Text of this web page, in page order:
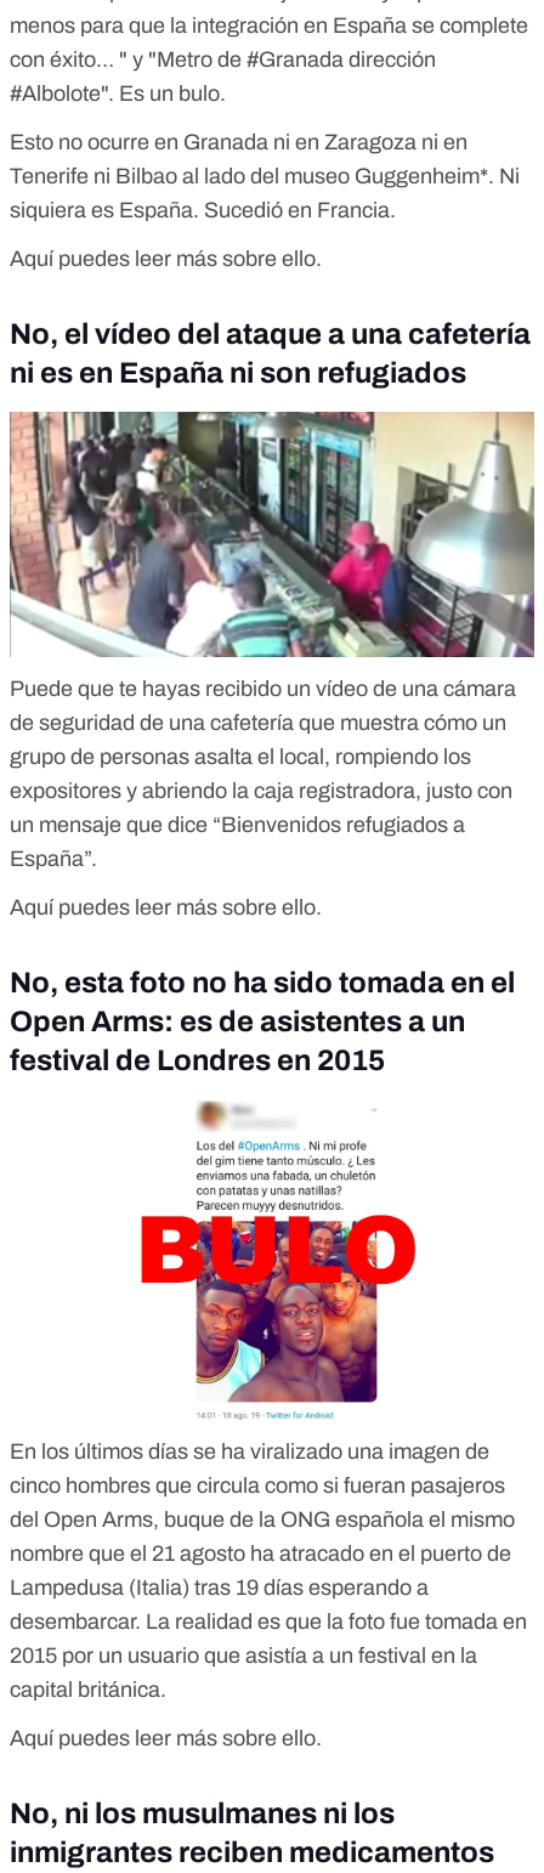
menos para que la integración en España se complete
con éxito… " y "Metro de #Granada dirección
#Albolote". Es un bulo.
Esto no ocurre en Granada ni en Zaragoza ni en
Tenerife ni Bilbao al lado del museo Guggenheim*. Ni
siquiera es España. Sucedió en Francia.
Aquí puedes leer más sobre ello.
No, el vídeo del ataque a una cafetería
ni es en España ni son refugiados
Puede que te hayas recibido un vídeo de una cámara
de seguridad de una cafetería que muestra cómo un
grupo de personas asalta el local, rompiendo los
expositores y abriendo la caja registradora, justo con
un mensaje que dice “Bienvenidos refugiados a
España”.
Aquí puedes leer más sobre ello.
No, esta foto no ha sido tomada en el
Open Arms: es de asistentes a un
festival de Londres en 2015
En los últimos días se ha viralizado una imagen de
cinco hombres que circula como si fueran pasajeros
del Open Arms, buque de la ONG española el mismo
nombre que el 21 agosto ha atracado en el puerto de
Lampedusa (Italia) tras 19 días esperando a
desembarcar. La realidad es que la foto fue tomada en
2015 por un usuario que asistía a un festival en la
capital británica.
Aquí puedes leer más sobre ello.
No, ni los musulmanes ni los
inmigrantes reciben medicamentos